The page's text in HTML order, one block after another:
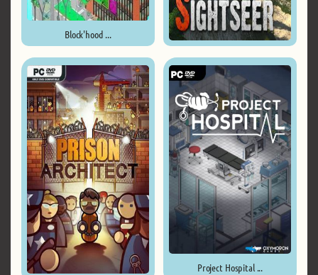
Block'hood ...
Project Hospital ...